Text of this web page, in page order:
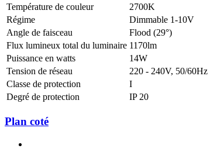
Température de couleur
2700K
Régime
Dimmable 1-10V
Angle de faisceau
Flood (29°)
Flux lumineux total du luminaire 1170lm
Puissance en watts
14W
Tension de réseau
220 - 240V, 50/60Hz
Classe de protection
I
Degré de protection
IP 20
Plan coté